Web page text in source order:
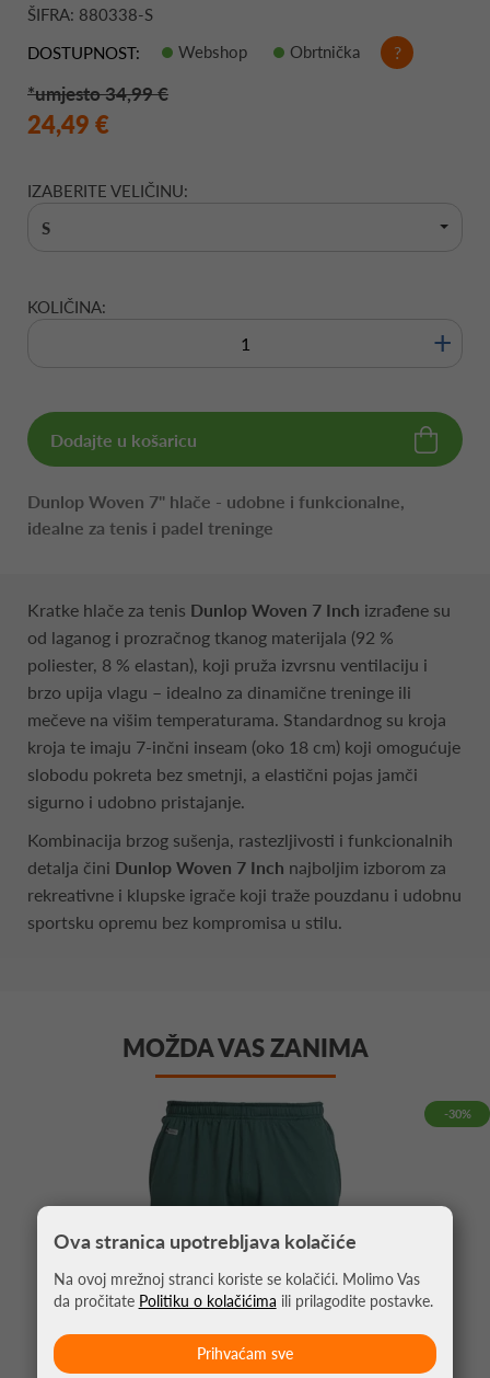
ŠIFRA: 880338-S
DOSTUPNOST:
Webshop Obrtnička ?
*umjesto 34,99 €
24,49 €
IZABERITE VELIČINU:
S
KOLIČINA:
+
Dodajte u košaricu
Dunlop Woven 7" hlače - udobne i funkcionalne,
idealne za tenis i padel treninge
Kratke hlače za tenis Dunlop Woven 7 Inch izrađene su
od laganog i prozračnog tkanog materijala (92 %
poliester, 8 % elastan), koji pruža izvrsnu ventilaciju i
brzo upija vlagu – idealno za dinamične treninge ili
mečeve na višim temperaturama. Standardnog su kroja
kroja te imaju 7‑inčni inseam (oko 18 cm) koji omogućuje
slobodu pokreta bez smetnji, a elastični pojas jamči
sigurno i udobno pristajanje.
Kombinacija brzog sušenja, rastezljivosti i funkcionalnih
detalja čini Dunlop Woven 7 Inch najboljim izborom za
rekreativne i klupske igrače koji traže pouzdanu i udobnu
sportsku opremu bez kompromisa u stilu.
MOŽDA VAS ZANIMA
-30%
Ova stranica upotrebljava kolačiće
Na ovoj mrežnoj stranci koriste se kolačići. Molimo Vas
da pročitate Politiku o kolačićima ili prilagodite postavke.
Prihvaćam sve